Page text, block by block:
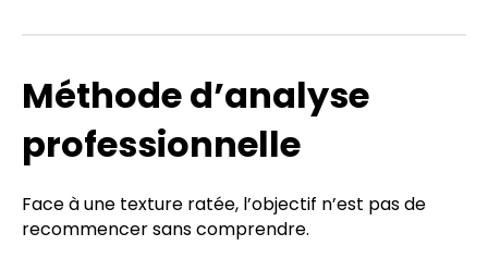
Méthode d’analyse
professionnelle
Face à une texture ratée, l’objectif n’est pas de
recommencer sans comprendre.